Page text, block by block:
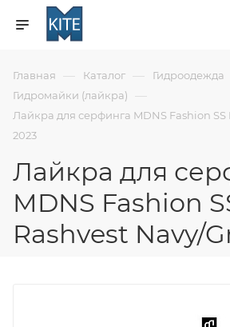
Главная — Каталог — Гидроодежда
Гидромайки (лайкра) —
Лайкра для серфинга MDNS Fashion SS
2023
Лайкра для
MDNS Fashion
Rashvest Navy/